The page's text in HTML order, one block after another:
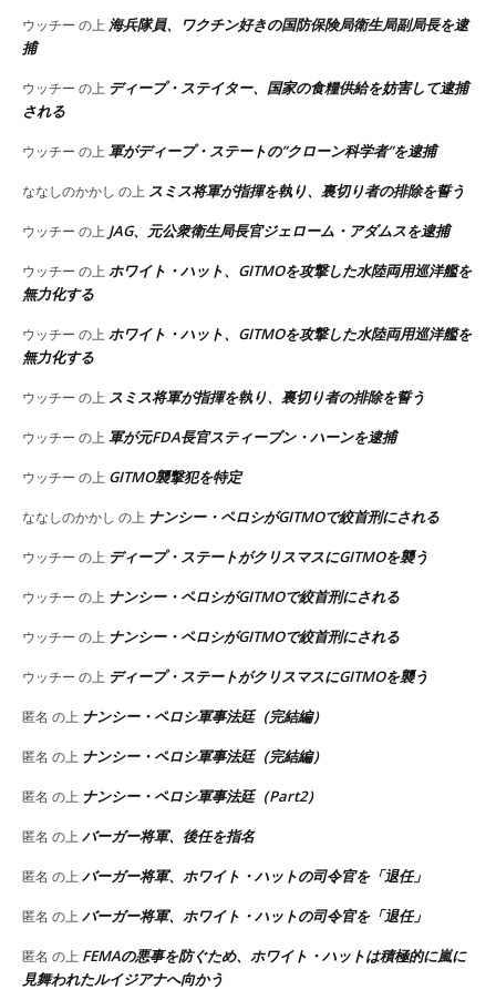
ウッチー の上 海兵隊員、ワクチン好きの国防保険局衛生局副局長を逮
捕
ウッチー の上 ディープ・ステイター、国家の食糧供給を妨害して逮捕
される
ウッチー の上 軍がディープ・ステートの”クローン科学者”を逮捕
ななしのかかし の上 スミス将軍が指揮を執り、裏切り者の排除を誓う
ウッチー の上 JAG、元公衆衛生局長官ジェローム・アダムスを逮捕
ウッチー の上 ホワイト・ハット、GITMOを攻撃した水陸両用巡洋艦を
無力化する
ウッチー の上 ホワイト・ハット、GITMOを攻撃した水陸両用巡洋艦を
無力化する
ウッチー の上 スミス将軍が指揮を執り、裏切り者の排除を誓う
ウッチー の上 軍が元FDA長官スティーブン・ハーンを逮捕
ウッチー の上 GITMO襲撃犯を特定
ななしのかかし の上 ナンシー・ペロシがGITMOで絞首刑にされる
ウッチー の上 ディープ・ステートがクリスマスにGITMOを襲う
ウッチー の上 ナンシー・ペロシがGITMOで絞首刑にされる
ウッチー の上 ナンシー・ペロシがGITMOで絞首刑にされる
ウッチー の上 ディープ・ステートがクリスマスにGITMOを襲う
匿名 の上 ナンシー・ペロシ軍事法廷（完結編）
匿名 の上 ナンシー・ペロシ軍事法廷（完結編）
匿名 の上 ナンシー・ペロシ軍事法廷（Part2）
匿名 の上 バーガー将軍、後任を指名
匿名 の上 バーガー将軍、ホワイト・ハットの司令官を「退任」
匿名 の上 バーガー将軍、ホワイト・ハットの司令官を「退任」
匿名 の上 FEMAの悪事を防ぐため、ホワイト・ハットは積極的に嵐に
見舞われたルイジアナへ向かう